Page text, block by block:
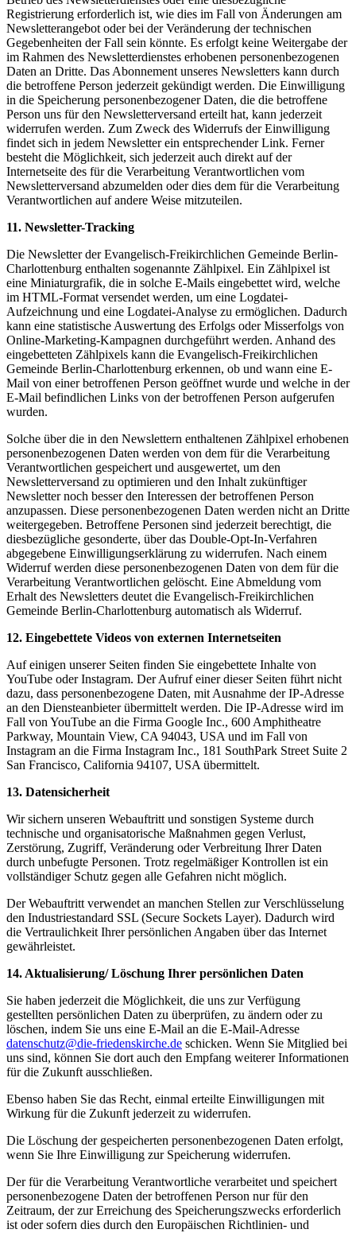
Registrierung erforderlich ist, wie dies im Fall von Änderungen am
Newsletterangebot oder bei der Veränderung der technischen
Gegebenheiten der Fall sein könnte. Es erfolgt keine Weitergabe der
im Rahmen des Newsletterdienstes erhobenen personenbezogenen
Daten an Dritte. Das Abonnement unseres Newsletters kann durch
die betroffene Person jederzeit gekündigt werden. Die Einwilligung
in die Speicherung personenbezogener Daten, die die betroffene
Person uns für den Newsletterversand erteilt hat, kann jederzeit
widerrufen werden. Zum Zweck des Widerrufs der Einwilligung
findet sich in jedem Newsletter ein entsprechender Link. Ferner
besteht die Möglichkeit, sich jederzeit auch direkt auf der
Internetseite des für die Verarbeitung Verantwortlichen vom
Newsletterversand abzumelden oder dies dem für die Verarbeitung
Verantwortlichen auf andere Weise mitzuteilen.
11. Newsletter-Tracking
Die Newsletter der Evangelisch-Freikirchlichen Gemeinde Berlin-
Charlottenburg enthalten sogenannte Zählpixel. Ein Zählpixel ist
eine Miniaturgrafik, die in solche E-Mails eingebettet wird, welche
im HTML-Format versendet werden, um eine Logdatei-
Aufzeichnung und eine Logdatei-Analyse zu ermöglichen. Dadurch
kann eine statistische Auswertung des Erfolgs oder Misserfolgs von
Online-Marketing-Kampagnen durchgeführt werden. Anhand des
eingebetteten Zählpixels kann die Evangelisch-Freikirchlichen
Gemeinde Berlin-Charlottenburg erkennen, ob und wann eine E-
Mail von einer betroffenen Person geöffnet wurde und welche in der
E-Mail befindlichen Links von der betroffenen Person aufgerufen
wurden.
Solche über die in den Newslettern enthaltenen Zählpixel erhobenen
personenbezogenen Daten werden von dem für die Verarbeitung
Verantwortlichen gespeichert und ausgewertet, um den
Newsletterversand zu optimieren und den Inhalt zukünftiger
Newsletter noch besser den Interessen der betroffenen Person
anzupassen. Diese personenbezogenen Daten werden nicht an Dritte
weitergegeben. Betroffene Personen sind jederzeit berechtigt, die
diesbezügliche gesonderte, über das Double-Opt-In-Verfahren
abgegebene Einwilligungserklärung zu widerrufen. Nach einem
Widerruf werden diese personenbezogenen Daten von dem für die
Verarbeitung Verantwortlichen gelöscht. Eine Abmeldung vom
Erhalt des Newsletters deutet die Evangelisch-Freikirchlichen
Gemeinde Berlin-Charlottenburg automatisch als Widerruf.
12. Eingebettete Videos von externen Internetseiten
Auf einigen unserer Seiten finden Sie eingebettete Inhalte von
YouTube oder Instagram. Der Aufruf einer dieser Seiten führt nicht
dazu, dass personenbezogene Daten, mit Ausnahme der IP-Adresse
an den Diensteanbieter übermittelt werden. Die IP-Adresse wird im
Fall von YouTube an die Firma Google Inc., 600 Amphitheatre
Parkway, Mountain View, CA 94043, USA und im Fall von
Instagram an die Firma Instagram Inc., 181 SouthPark Street Suite 2
San Francisco, California 94107, USA übermittelt.
13. Datensicherheit
Wir sichern unseren Webauftritt und sonstigen Systeme durch
technische und organisatorische Maßnahmen gegen Verlust,
Zerstörung, Zugriff, Veränderung oder Verbreitung Ihrer Daten
durch unbefugte Personen. Trotz regelmäßiger Kontrollen ist ein
vollständiger Schutz gegen alle Gefahren nicht möglich.
Der Webauftritt verwendet an manchen Stellen zur Verschlüsselung
den Industriestandard SSL (Secure Sockets Layer). Dadurch wird
die Vertraulichkeit Ihrer persönlichen Angaben über das Internet
gewährleistet.
14. Aktualisierung/ Löschung Ihrer persönlichen Daten
Sie haben jederzeit die Möglichkeit, die uns zur Verfügung
gestellten persönlichen Daten zu überprüfen, zu ändern oder zu
löschen, indem Sie uns eine E-Mail an die E-Mail-Adresse
datenschutz@die-friedenskirche.de schicken. Wenn Sie Mitglied bei
uns sind, können Sie dort auch den Empfang weiterer Informationen
für die Zukunft ausschließen.
Ebenso haben Sie das Recht, einmal erteilte Einwilligungen mit
Wirkung für die Zukunft jederzeit zu widerrufen.
Die Löschung der gespeicherten personenbezogenen Daten erfolgt,
wenn Sie Ihre Einwilligung zur Speicherung widerrufen.
Der für die Verarbeitung Verantwortliche verarbeitet und speichert
personenbezogene Daten der betroffenen Person nur für den
Zeitraum, der zur Erreichung des Speicherungszwecks erforderlich
ist oder sofern dies durch den Europäischen Richtlinien- und